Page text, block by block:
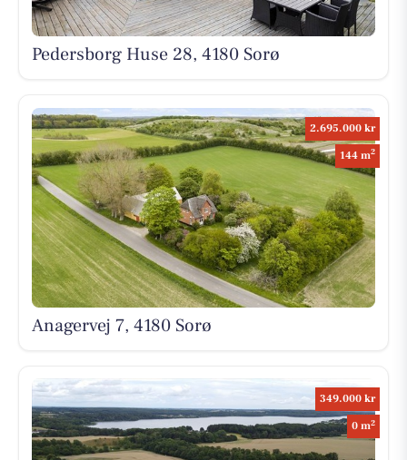
Pedersborg Huse 28, 4180 Sorø
2.695.000 kr
144 m2
Anagervej 7, 4180 Sorø
349.000 kr
0 m2